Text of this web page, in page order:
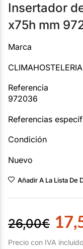
Insertador
x75h mm
Marca
CLIMAHOSTELERIA
Referencia
972036
Referencias
Condición
Nuevo
Añadir A La Lista De
26,00€
Precio con IVA